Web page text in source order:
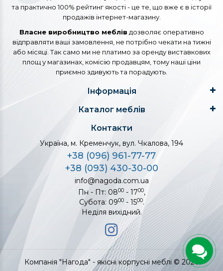
та практично 100% рейтинг якості - це те, що вже є в історії
продажів інтернет-магазину.
Власне виробництво меблів дозволяє оперативно
відправляти ваші замовлення, не потрібно чекати на тижні
або місяці. Так само ми не платимо за оренду виставкових
площ у магазинах, комісію продавцям, тому наші ціни
приємно здивують та порадують.
Інформація
Каталог меблів
Контакти
Україна, м. Кременчук, вул. Чкалова, 194
+38 (096) 961-77-77
+38 (093) 430-30-00
info@nagoda.com.ua
Пн - Пт: 0800- 1700,
Субота: 0900- 1500.
Неділя вихідний.
Компанія "Нагода" - якісні корпусні меблі © 2026